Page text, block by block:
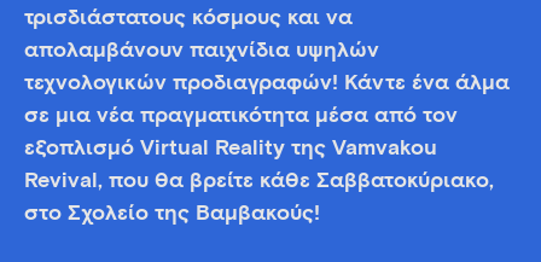
τρισδιάστατους κόσμους και να
απολαμβάνουν παιχνίδια υψηλών
τεχνολογικών προδιαγραφών! Κάντε ένα άλμα
σε μια νέα πραγματικότητα μέσα από τον
εξοπλισμό Virtual Reality της Vamvakou
Revival, που θα βρείτε κάθε Σαββατοκύριακο,
στο Σχολείο της Βαμβακούς!